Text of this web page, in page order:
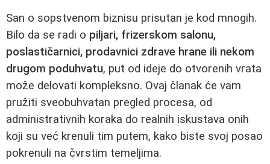
San o sopstvenom biznisu prisutan je kod mnogih.
Bilo da se radi o piljari, frizerskom salonu,
poslastičarnici, prodavnici zdrave hrane ili nekom
drugom poduhvatu, put od ideje do otvorenih vrata
može delovati kompleksno. Ovaj članak će vam
pružiti sveobuhvatan pregled procesa, od
administrativnih koraka do realnih iskustava onih
koji su već krenuli tim putem, kako biste svoj posao
pokrenuli na čvrstim temeljima.